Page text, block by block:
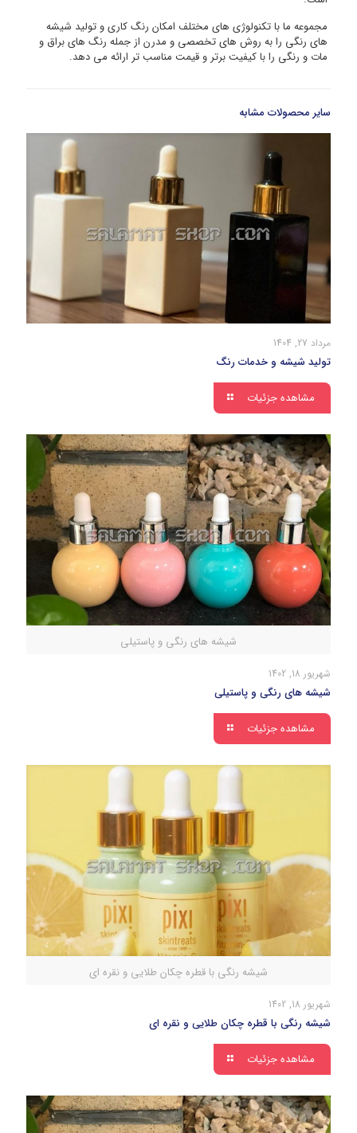
مجموعه ما با تکنولوژی های مختلف امکان رنگ کاری و تولید شیشه
های رنگی را به روش های تخصصی و مدرن از جمله رنگ های براق و
مات و رنگی را با کیفیت برتر و قیمت مناسب تر ارائه می دهد.
سایر محصولات مشابه
مرداد 27, 1404
تولید شیشه و خدمات رنگ
مشاهده جزئیات
شیشه های رنگی و پاستیلی
شهریور 18, 1402
شیشه های رنگی و پاستیلی
مشاهده جزئیات
شیشه رنگی با قطره چکان طلایی و نقره ای
شهریور 18, 1402
شیشه رنگی با قطره چکان طلایی و نقره ای
مشاهده جزئیات